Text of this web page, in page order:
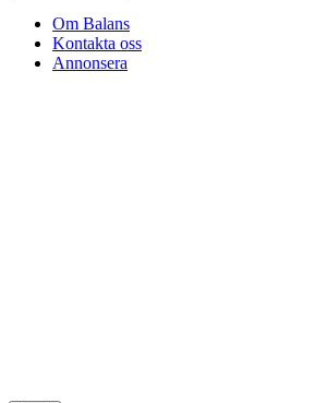
Om Balans
Kontakta oss
Annonsera